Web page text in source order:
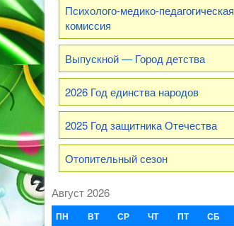
Психолого-медико-педагогическая
комиссия
Выпускной — Город детства
2026 Год единства народов
2025 Год защитника Отечества
Отопительный сезон
Август 2026
ПН ВТ СР ЧТ ПТ СБ